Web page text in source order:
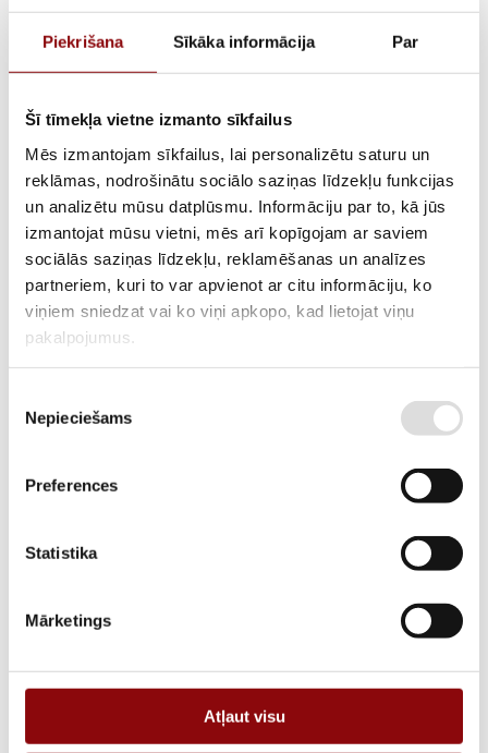
Piekrišana Sīkāka informācija Par
Šī tīmekļa vietne izmanto sīkfailus
Mēs izmantojam sīkfailus, lai personalizētu saturu un
reklāmas, nodrošinātu sociālo saziņas līdzekļu funkcijas
un analizētu mūsu datplūsmu. Informāciju par to, kā jūs
izmantojat mūsu vietni, mēs arī kopīgojam ar saviem
sociālās saziņas līdzekļu, reklamēšanas un analīzes
partneriem, kuri to var apvienot ar citu informāciju, ko
viņiem sniedzat vai ko viņi apkopo, kad lietojat viņu
pakalpojumus.
izvēle
Nepieciešams
Preferences
Statistika
Mārketings
Atļaut visu
T2CB26-30 250/5
cl.0,2s 2,5VA
AVAILABILITY Available on backorder
SKU 28192U2325
MANUFACTURER CODE 192U2325
DESCRIPTION
REQUEST AN OFFER
0.32 kg
DIMENSIONS 90x90x50 cm